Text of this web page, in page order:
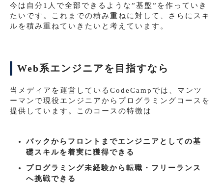
今は自分1人で全部できるような”基盤”を作っていき
たいです。これまでの積み重ねに対して、さらにスキ
ルを積み重ねていきたいと考えています。
Web系エンジニアを目指すなら
当メディアを運営しているCodeCampでは、マンツ
ーマンで現役エンジニアからプログラミングコースを
提供しています。このコースの特徴は
バックからフロントまでエンジニアとしての基
礎スキルを着実に獲得できる
プログラミング未経験から転職・フリーランス
へ挑戦できる